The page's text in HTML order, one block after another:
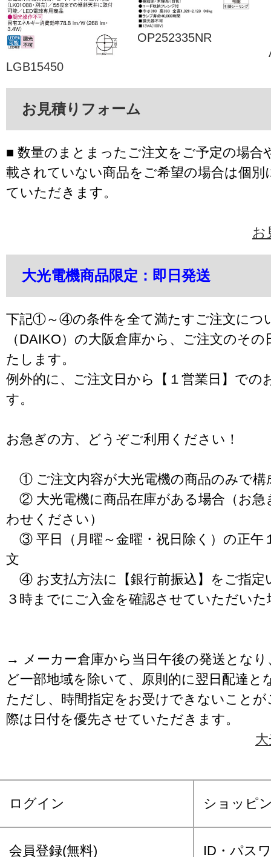
LGB15450
OP252335NR
お見積りフォーム
■ 数量のまとまったご注文をご予定の場合
載されていない商品をご希望の場合は個別
ていただきます。
お
大光電機商品限定：即日発送
下記①～④の条件を全て満たすご注文につ
（DAIKO）の大阪倉庫から、ご注文のそ
たします。
例外的に、ご注文日から【１営業日】での
す。
お急ぎの方、どうぞご利用ください！
① ご注文内容が大光電機の商品のみで構
② 大光電機に商品在庫がある場合（お急
わせください）
③ 平日（月曜～金曜・祝日除く）の正午
文
④ お支払方法に【銀行前振込】をご指定
３時までにご入金を確認させていただいた
→ メーカー倉庫から当日午後の発送となり
ど一部地域を除いて、原則的に翌日配達と
ただし、時間指定をお受けできないこと
際は日付を優先させていただきます。
ログイン ショッピ
会員登録(無料) ID・パス